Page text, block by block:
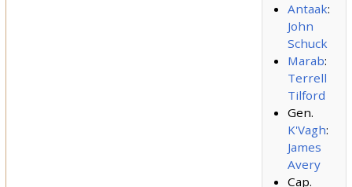
Antaak:
John
Schuck
Marab:
Terrell
Tilford
Gen.
K'Vagh:
James
Avery
Cap.